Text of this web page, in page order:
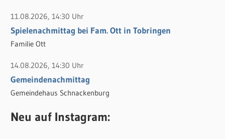
11.08.2026, 14:30 Uhr
Spielenachmittag bei Fam. Ott in Tobringen
Familie Ott
14.08.2026, 14:30 Uhr
Gemeindenachmittag
Gemeindehaus Schnackenburg
Neu auf Instagram: